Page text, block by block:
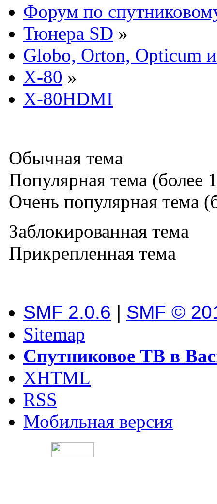
Форум по
Тюнера SD »
Globo, Orton, Opticum
X-80 »
X-80HDMI
Обычная тема
Популярная тема (более
Очень популярная тема
Заблокированная тема
Прикрепленная тема
SMF 2.0.6 | SMF ©
Sitemap
Спутниковое ТВ в
XHTML
RSS
Мобильная версия